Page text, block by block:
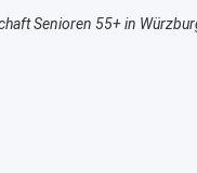
Senioren 55+ in